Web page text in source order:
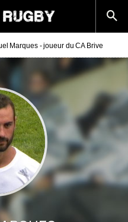
Marques - joueur du CA Brive